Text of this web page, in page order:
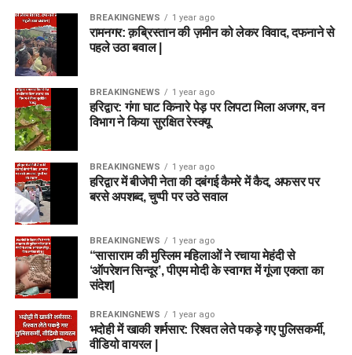
BREAKINGNEWS 1 year ago
रामनगर: क़ब्रिस्तान की ज़मीन को लेकर विवाद, दफनाने से
पहले उठा बवाल |
BREAKINGNEWS 1 year ago
हरिद्वार: गंगा घाट किनारे पेड़ पर लिपटा मिला अजगर, वन
विभाग ने किया सुरक्षित रेस्क्यू
BREAKINGNEWS 1 year ago
हरिद्वार में बीजेपी नेता की दबंगई कैमरे में कैद, अफसर पर
बरसे अपशब्द, चुप्पी पर उठे सवाल
BREAKINGNEWS 1 year ago
“सासाराम की मुस्लिम महिलाओं ने रचाया मेहंदी से
‘ऑपरेशन सिन्दूर’, पीएम मोदी के स्वागत में गूंजा एकता का
संदेश|
BREAKINGNEWS 1 year ago
भदोही में खाकी शर्मसार: रिश्वत लेते पकड़े गए पुलिसकर्मी,
वीडियो वायरल |